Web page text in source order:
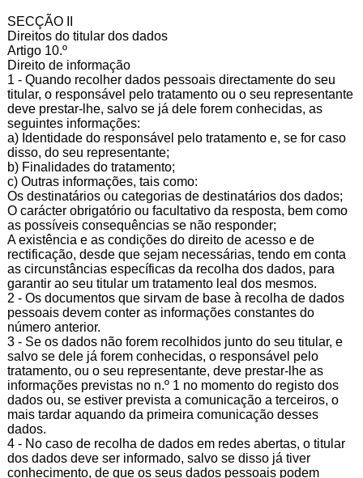
SECÇÃO II
Direitos do titular dos dados
Artigo 10.º
Direito de informação
1 - Quando recolher dados pessoais directamente do seu
titular, o responsável pelo tratamento ou o seu representante
deve prestar-lhe, salvo se já dele forem conhecidas, as
seguintes informações:
a) Identidade do responsável pelo tratamento e, se for caso
disso, do seu representante;
b) Finalidades do tratamento;
c) Outras informações, tais como:
Os destinatários ou categorias de destinatários dos dados;
O carácter obrigatório ou facultativo da resposta, bem como
as possíveis consequências se não responder;
A existência e as condições do direito de acesso e de
rectificação, desde que sejam necessárias, tendo em conta
as circunstâncias específicas da recolha dos dados, para
garantir ao seu titular um tratamento leal dos mesmos.
2 - Os documentos que sirvam de base à recolha de dados
pessoais devem conter as informações constantes do
número anterior.
3 - Se os dados não forem recolhidos junto do seu titular, e
salvo se dele já forem conhecidas, o responsável pelo
tratamento, ou o seu representante, deve prestar-lhe as
informações previstas no n.º 1 no momento do registo dos
dados ou, se estiver prevista a comunicação a terceiros, o
mais tardar aquando da primeira comunicação desses
dados.
4 - No caso de recolha de dados em redes abertas, o titular
dos dados deve ser informado, salvo se disso já tiver
conhecimento, de que os seus dados pessoais podem